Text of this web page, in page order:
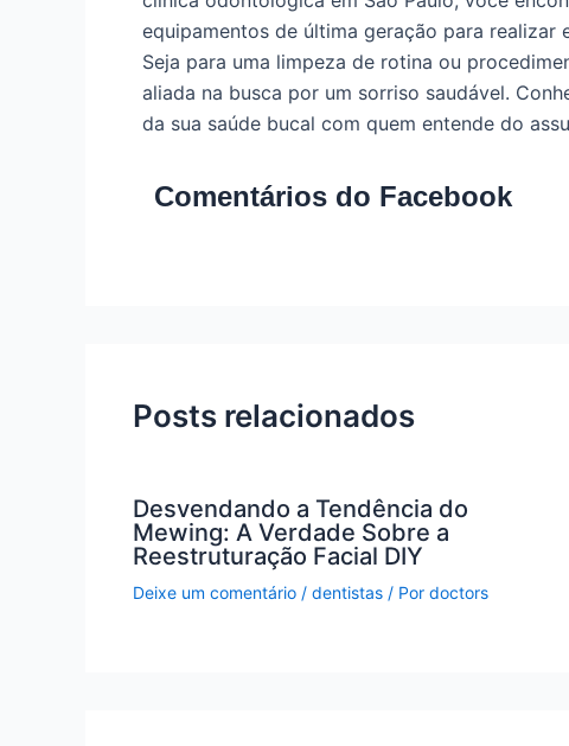
equipamentos de última geração para
Seja para uma limpeza de rotina ou
aliada na busca por um sorriso saudável.
da sua saúde bucal com quem entende do
Comentários do Facebook
Posts relacionados
Desvendando a Tendência do
Mewing: A Verdade Sobre a
Reestruturação Facial DIY
Deixe um comentário / dentistas / Por doctors